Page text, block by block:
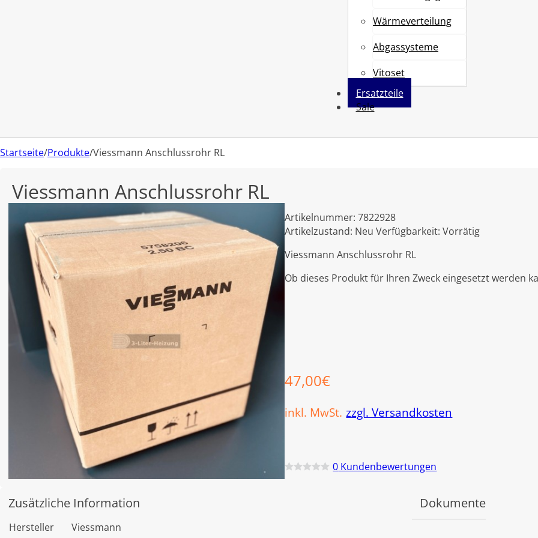
Wärmeverteilung
Abgassysteme
Vitoset
Ersatzteile
Sale
Startseite/Produkte/Viessmann Anschlussrohr RL
Viessmann Anschlussrohr RL
Artikelnummer:7822928
Artikelzustand: Neu Verfügbarkeit:Vorrätig
Viessmann Anschlussrohr RL
Ob dieses Produkt für Ihren Zweck eingesetzt werden
47,00€
inkl. MwSt. zzgl. Versandkosten
0 Kundenbewertungen
Zusätzliche Information
Hersteller Viessmann
Dokumente